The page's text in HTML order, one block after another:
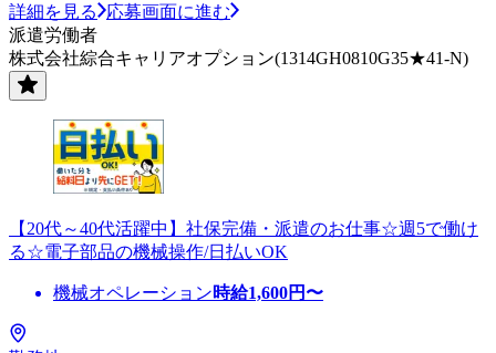
詳細を見る
応募画面に進む
派遣労働者
株式会社綜合キャリアオプション(1314GH0810G35★41-N)
【20代～40代活躍中】社保完備・派遣のお仕事☆週5で働け
る☆電子部品の機械操作/日払いOK
機械オペレーション時給1,600円〜